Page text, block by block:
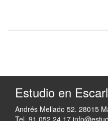
Estudio en
Andrés Mellado 52. 28015
Tel. 91 052 24 17